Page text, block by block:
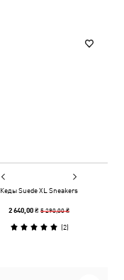
Кеды Suede XL Sneakers
2 640,00 ₴5 290,00 ₴
(2)